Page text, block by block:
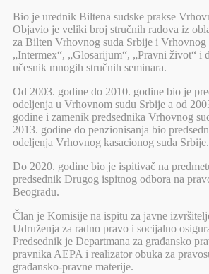
Bio je urednik Biltena sudske prakse
Objavio je veliki broj stručnih radova iz
za Bilten Vrhovnog suda Srbije i Vrhovnog
„Intermex“, „Glosarijum“, „Pravni život“ i
učesnik mnogih stručnih seminara.
Od 2003. godine do 2010. godine bio je
odeljenja u Vrhovnom sudu Srbije a od
godine i zamenik predsednika Vrhovnog
2013. godine do penzionisanja bio
odeljenja Vrhovnog kasacionog suda Srbije.
Do 2020. godine bio je ispitivač na
predsednik Drugog ispitnog odbora na
Beogradu.
Član je Komisije na ispitu za javne
Udruženja za radno pravo i socijalno
Predsednik je Departmana za građansko
pravnika AEPA i realizator obuka za
građansko-pravne materije.